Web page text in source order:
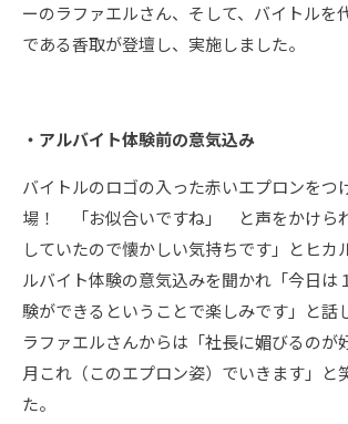
ーのラファエルさん、そして、バイトルを
である香取が登壇し、実施しました。
・アルバイト体験前の意気込み
バイトルのロゴの入った赤いエプロンをつ
場！ 「お似合いですね」 と声をかけら
していたので懐かしい気持ちです」とヒカ
ルバイト体験の意気込みを聞かれ「今日は
験ができるということで楽しみです」と話
ラファエルさんからは「社長に媚びるのが
月これ（このエプロン姿）でいきます」と
た。